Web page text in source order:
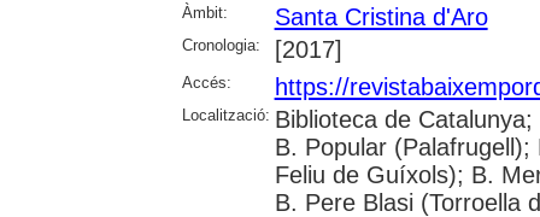
Àmbit:
Santa Cristina d'Aro
Cronologia: [2017]
Accés: https://
Localització: Biblioteca de
B. Popular
Feliu de Guíxols); B.
B. Pere Blasi (Torroella